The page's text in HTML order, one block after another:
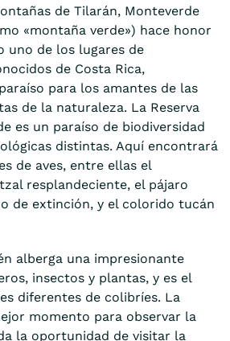
de Tilarán, Monteverde
«montaña verde») hace honor
uno de los lugares de
de Costa Rica,
para los amantes de las
de la naturaleza. La Reserva
es un paraíso de biodiversidad
distintas. Aquí encontrará
de aves, entre ellas el
resplandeciente, el pájaro
de extinción, y el colorido tucán
alberga una impresionante
insectos y plantas, y es el
diferentes de colibríes. La
momento para observar la
la oportunidad de visitar la